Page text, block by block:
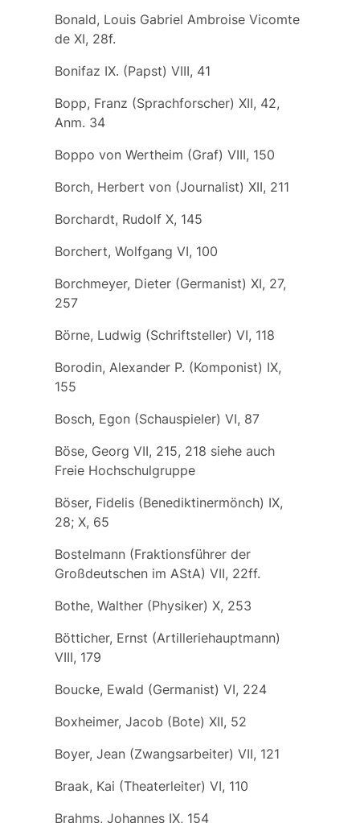
Bonald, Louis Gabriel Ambroise Vicomte
de XI, 28f.
Bonifaz IX. (Papst) VIII, 41
Bopp, Franz (Sprachforscher) XII, 42,
Anm. 34
Boppo von Wertheim (Graf) VIII, 150
Borch, Herbert von (Journalist) XII, 211
Borchardt, Rudolf X, 145
Borchert, Wolfgang VI, 100
Borchmeyer, Dieter (Germanist) XI, 27,
257
Börne, Ludwig (Schriftsteller) VI, 118
Borodin, Alexander P. (Komponist) IX,
155
Bosch, Egon (Schauspieler) VI, 87
Böse, Georg VII, 215, 218 siehe auch
Freie Hochschulgruppe
Böser, Fidelis (Benediktinermönch) IX,
28; X, 65
Bostelmann (Fraktionsführer der
Großdeutschen im AStA) VII, 22ff.
Bothe, Walther (Physiker) X, 253
Bötticher, Ernst (Artilleriehauptmann)
VIII, 179
Boucke, Ewald (Germanist) VI, 224
Boxheimer, Jacob (Bote) XII, 52
Boyer, Jean (Zwangsarbeiter) VII, 121
Braak, Kai (Theaterleiter) VI, 110
Brahms, Johannes IX, 154